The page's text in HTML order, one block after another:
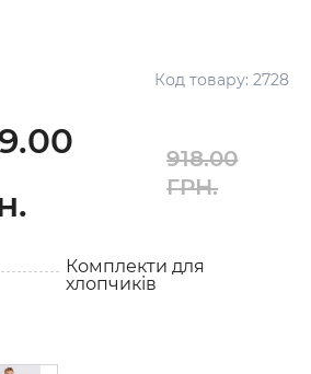
Код товару: 2728
918.00
ГРН.
Комплекти для
хлопчиків